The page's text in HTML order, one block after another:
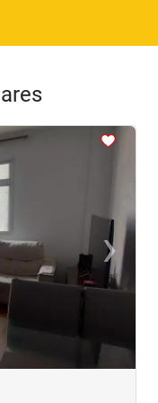
›Next